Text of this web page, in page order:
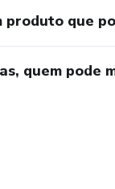
produto que
quem pode